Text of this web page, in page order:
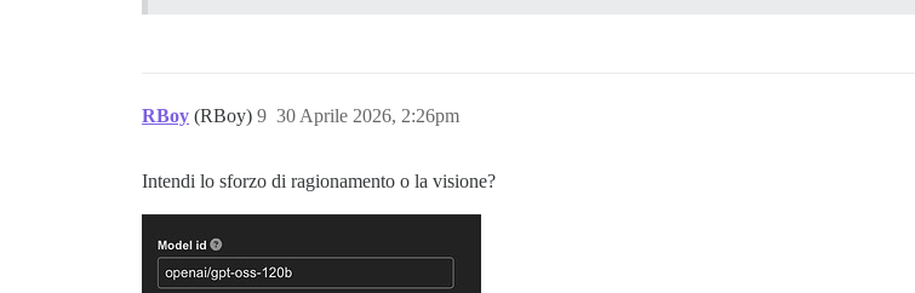
RBoy (RBoy) 30 Aprile 2026, 2:26pm
9
Intendi lo sforzo di ragionamento o la visione?